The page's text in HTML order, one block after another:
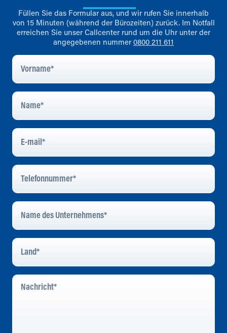
Füllen Sie das Formular aus, und wir rufen Sie innerhalb
von 15 Minuten (während der Bürozeiten) zurück. Im Notfall
erreichen Sie unser Callcenter rund um die Uhr unter der
angegebenen nummer 0800 211 611
Vorname
Name
E-
Mail*
Telefonnummer
Name
Des
Unternehmens
Land
Nachricht